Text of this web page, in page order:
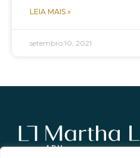
LEIA MAIS »
setembro 10, 2021